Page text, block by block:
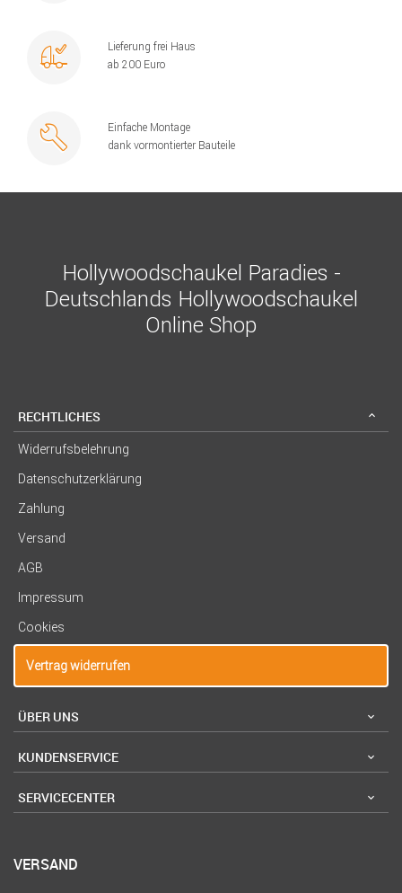
Lieferung frei Haus
ab 200 Euro
Einfache Montage
dank vormontierter Bauteile
Hollywoodschaukel Paradies -
Deutschlands Hollywoodschaukel
Online Shop
RECHTLICHES
Widerrufsbelehrung
Datenschutzerklärung
Zahlung
Versand
AGB
Impressum
Cookies
Vertrag widerrufen
ÜBER UNS
KUNDENSERVICE
SERVICECENTER
VERSAND